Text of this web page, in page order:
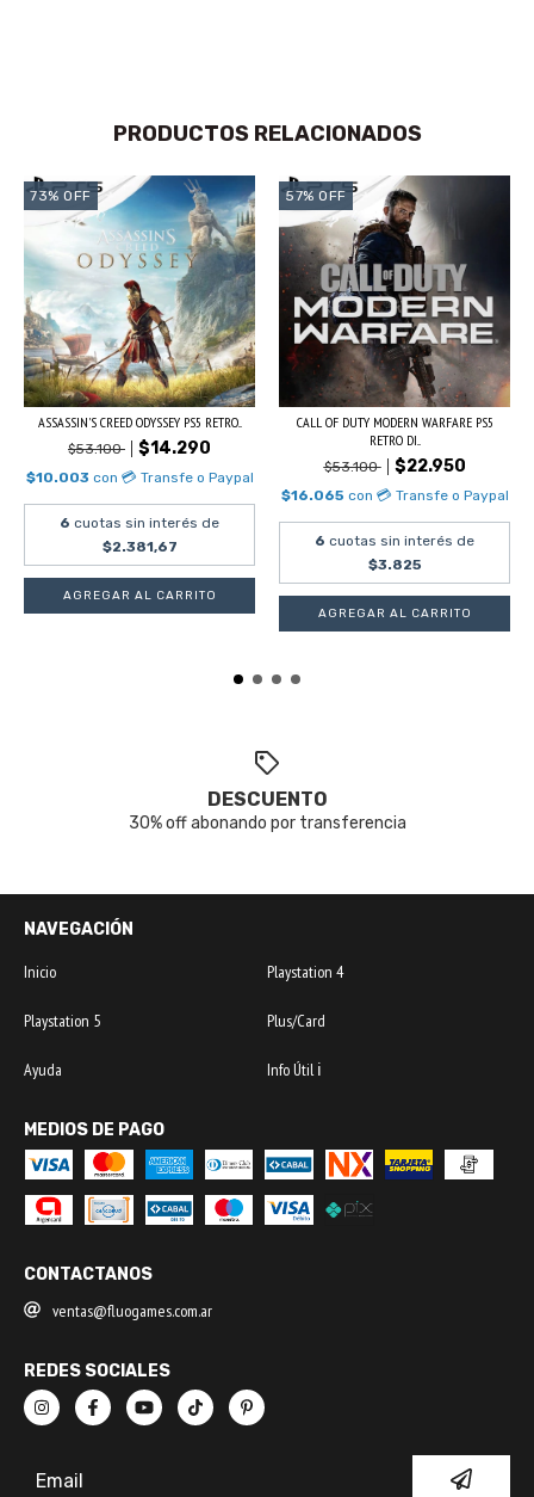
PRODUCTOS RELACIONADOS
73% OFF
ASSASSIN'S CREED ODYSSEY PS5 RETRO...
$53.100 $14.290
$10.003 con 💳 Transfe o Paypal
6 cuotas sin interés de
$2.381,67
57% OFF
CALL OF DUTY MODERN WARFARE PS5
RETRO DI...
$53.100 $22.950
$16.065 con 💳 Transfe o Paypal
6 cuotas sin interés de
$3.825
DESCUENTO
30% off abonando por transferencia
NAVEGACIÓN
Inicio Playstation 4
Playstation 5 Plus/Card
Ayuda Info Útil ℹ️
MEDIOS DE PAGO
CONTACTANOS
ventas@fluogames.com.ar
REDES SOCIALES